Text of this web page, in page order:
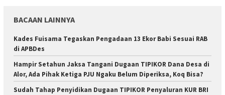
BACAAN LAINNYA
Kades Fuisama Tegaskan Pengadaan 13 Ekor Babi Sesuai RAB
di APBDes
Hampir Setahun Jaksa Tangani Dugaan TIPIKOR Dana Desa di
Alor, Ada Pihak Ketiga PJU Ngaku Belum Diperiksa, Koq Bisa?
Sudah Tahap Penyidikan Dugaan TIPIKOR Penyaluran KUR BRI